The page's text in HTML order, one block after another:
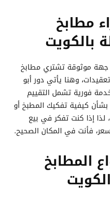
مطابخ
بالكويت
موثوقة تشتري مطابخ
وهنا يأتي دور أبو
لك خدمة فورية تشمل التقييم
بشأن كيفية تفكيك المطبخ أو
لذا إذا كنت تفكر في بيع
فأنت في المكان الصحيح.
المطابخ